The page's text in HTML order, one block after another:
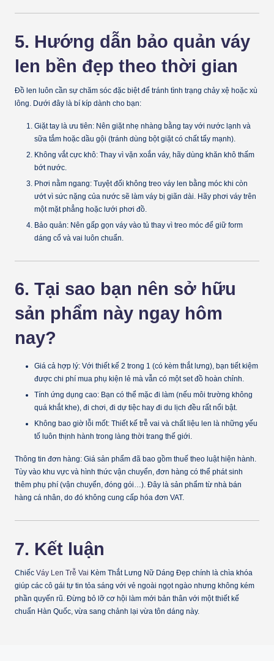
5. Hướng dẫn bảo quản váy
len bền đẹp theo thời gian
Đồ len luôn cần sự chăm sóc đặc biệt để tránh tình trạng chảy xệ hoặc xù
lông. Dưới đây là bí kíp dành cho bạn:
Giặt tay là ưu tiên: Nên giặt nhẹ nhàng bằng tay với nước lạnh và
sữa tắm hoặc dầu gội (tránh dùng bột giặt có chất tẩy mạnh).
Không vắt cực khô: Thay vì vặn xoắn váy, hãy dùng khăn khô thấm
bớt nước.
Phơi nằm ngang: Tuyệt đối không treo váy len bằng móc khi còn
ướt vì sức nặng của nước sẽ làm váy bị giãn dài. Hãy phơi váy trên
một mặt phẳng hoặc lưới phơi đồ.
Bảo quản: Nên gấp gọn váy vào tủ thay vì treo móc để giữ form
dáng cổ và vai luôn chuẩn.
6. Tại sao bạn nên sở hữu
sản phẩm này ngay hôm
nay?
Giá cả hợp lý: Với thiết kế 2 trong 1 (có kèm thắt lưng), bạn tiết kiệm
được chi phí mua phụ kiện lẻ mà vẫn có một set đồ hoàn chỉnh.
Tính ứng dụng cao: Bạn có thể mặc đi làm (nếu môi trường không
quá khắt khe), đi chơi, đi dự tiệc hay đi du lịch đều rất nổi bật.
Không bao giờ lỗi mốt: Thiết kế trễ vai và chất liệu len là những yếu
tố luôn thịnh hành trong làng thời trang thế giới.
Thông tin đơn hàng: Giá sản phẩm đã bao gồm thuế theo luật hiện hành.
Tùy vào khu vực và hình thức vận chuyển, đơn hàng có thể phát sinh
thêm phụ phí (vận chuyển, đóng gói…). Đây là sản phẩm từ nhà bán
hàng cá nhân, do đó không cung cấp hóa đơn VAT.
7. Kết luận
Chiếc Váy Len Trễ Vai Kèm Thắt Lưng Nữ Dáng Đẹp chính là chìa khóa
giúp các cô gái tự tin tỏa sáng với vẻ ngoài ngọt ngào nhưng không kém
phần quyến rũ. Đừng bỏ lỡ cơ hội làm mới bản thân với một thiết kế
chuẩn Hàn Quốc, vừa sang chảnh lại vừa tôn dáng này.